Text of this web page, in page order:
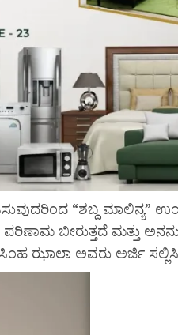
“ಶಬ್ದ ಮಾಲಿನ್ಯ”
ಬೀರುತ್ತದೆ ಮತ್ತು
ಝಾಲಾ ಅವರು ಅರ್ಜಿ